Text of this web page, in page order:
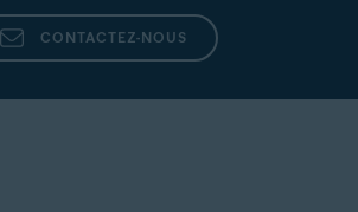
CONTACTEZ-NOUS